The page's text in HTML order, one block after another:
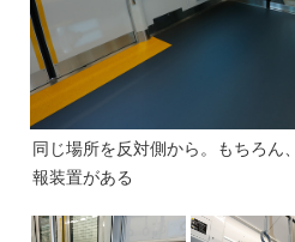
同じ場所を反対側から。もちろん
報装置がある